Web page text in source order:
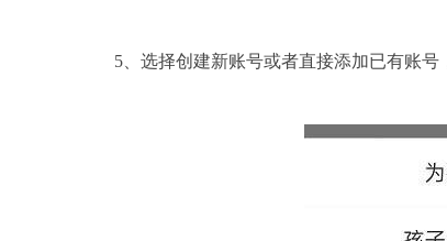
5、选择创建新账号或者直接添加已有账号